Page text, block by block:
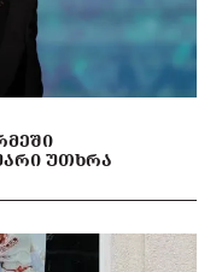
ᲣᲗᲮᲠᲐ